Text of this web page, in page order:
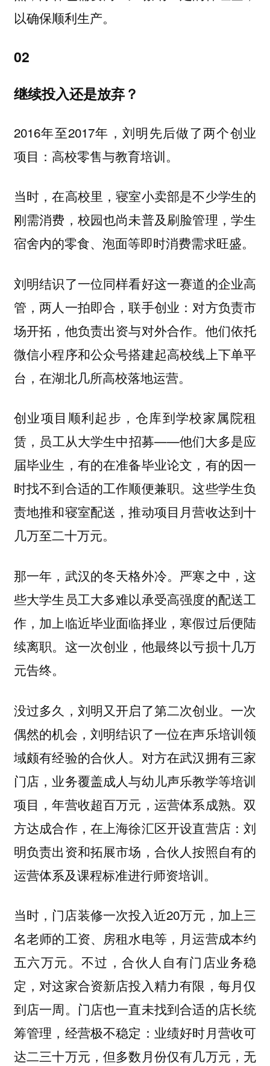
以确保顺利生产。
02
继续投入还是放弃？
2016年至2017年，刘明先后做了两个创业
项目：高校零售与教育培训。
当时，在高校里，寝室小卖部是不少学生的
刚需消费，校园也尚未普及刷脸管理，学生
宿舍内的零食、泡面等即时消费需求旺盛。
刘明结识了一位同样看好这一赛道的企业高
管，两人一拍即合，联手创业：对方负责市
场开拓，他负责出资与对外合作。他们依托
微信小程序和公众号搭建起高校线上下单平
台，在湖北几所高校落地运营。
创业项目顺利起步，仓库到学校家属院租
赁，员工从大学生中招募——他们大多是应
届毕业生，有的在准备毕业论文，有的因一
时找不到合适的工作顺便兼职。这些学生负
责地推和寝室配送，推动项目月营收达到十
几万至二十万元。
那一年，武汉的冬天格外冷。严寒之中，这
些大学生员工大多难以承受高强度的配送工
作，加上临近毕业面临择业，寒假过后便陆
续离职。这一次创业，他最终以亏损十几万
元告终。
没过多久，刘明又开启了第二次创业。一次
偶然的机会，刘明结识了一位在声乐培训领
域颇有经验的合伙人。对方在武汉拥有三家
门店，业务覆盖成人与幼儿声乐教学等培训
项目，年营收超百万元，运营体系成熟。双
方达成合作，在上海徐汇区开设直营店：刘
明负责出资和拓展市场，合伙人按照自有的
运营体系及课程标准进行师资培训。
当时，门店装修一次投入近20万元，加上三
名老师的工资、房租水电等，月运营成本约
五六万元。不过，合伙人自有门店业务稳
定，对这家合资新店投入精力有限，每月仅
到店一周。门店也一直未找到合适的店长统
筹管理，经营极不稳定：业绩好时月营收可
达二三十万元，但多数月份仅有几万元，无